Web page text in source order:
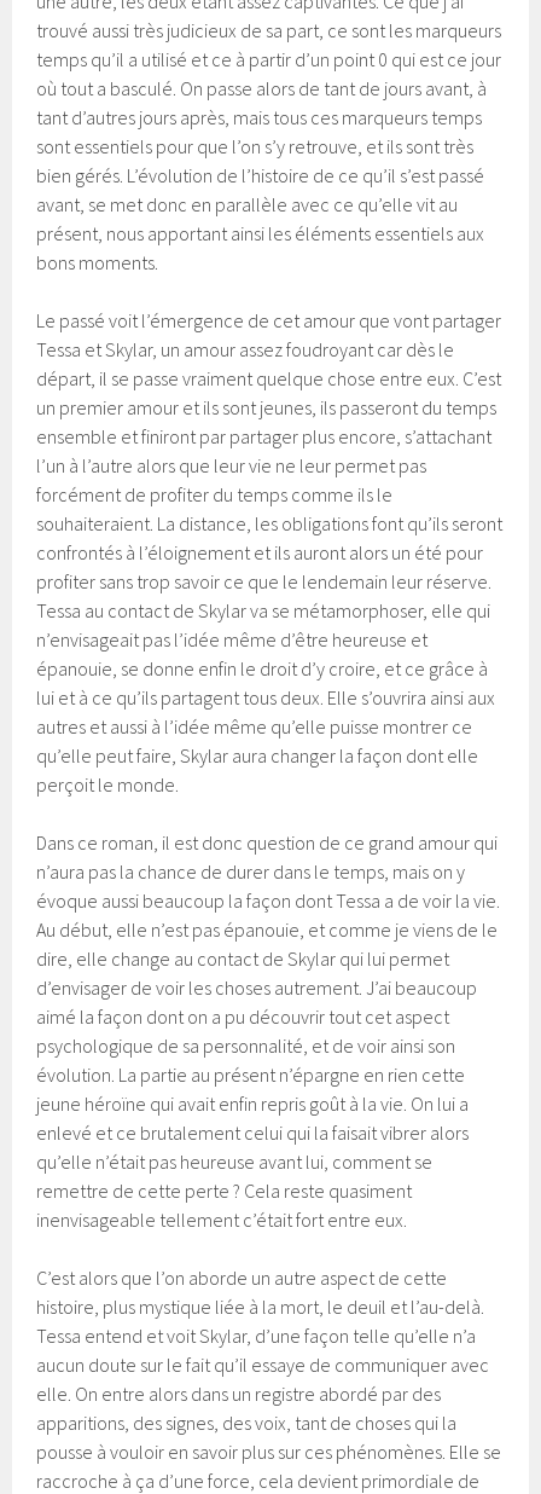
trouvé aussi très judicieux de sa part, ce sont les marqueurs
temps qu’il a utilisé et ce à partir d’un point 0 qui est ce jour
où tout a basculé. On passe alors de tant de jours avant, à
tant d’autres jours après, mais tous ces marqueurs temps
sont essentiels pour que l’on s’y retrouve, et ils sont très
bien gérés. L’évolution de l’histoire de ce qu’il s’est passé
avant, se met donc en parallèle avec ce qu’elle vit au
présent, nous apportant ainsi les éléments essentiels aux
bons moments.
Le passé voit l’émergence de cet amour que vont partager
Tessa et Skylar, un amour assez foudroyant car dès le
départ, il se passe vraiment quelque chose entre eux. C’est
un premier amour et ils sont jeunes, ils passeront du temps
ensemble et finiront par partager plus encore, s’attachant
l’un à l’autre alors que leur vie ne leur permet pas
forcément de profiter du temps comme ils le
souhaiteraient. La distance, les obligations font qu’ils seront
confrontés à l’éloignement et ils auront alors un été pour
profiter sans trop savoir ce que le lendemain leur réserve.
Tessa au contact de Skylar va se métamorphoser, elle qui
n’envisageait pas l’idée même d’être heureuse et
épanouie, se donne enfin le droit d’y croire, et ce grâce à
lui et à ce qu’ils partagent tous deux. Elle s’ouvrira ainsi aux
autres et aussi à l’idée même qu’elle puisse montrer ce
qu’elle peut faire, Skylar aura changer la façon dont elle
perçoit le monde.
Dans ce roman, il est donc question de ce grand amour qui
n’aura pas la chance de durer dans le temps, mais on y
évoque aussi beaucoup la façon dont Tessa a de voir la vie.
Au début, elle n’est pas épanouie, et comme je viens de le
dire, elle change au contact de Skylar qui lui permet
d’envisager de voir les choses autrement. J’ai beaucoup
aimé la façon dont on a pu découvrir tout cet aspect
psychologique de sa personnalité, et de voir ainsi son
évolution. La partie au présent n’épargne en rien cette
jeune héroïne qui avait enfin repris goût à la vie. On lui a
enlevé et ce brutalement celui qui la faisait vibrer alors
qu’elle n’était pas heureuse avant lui, comment se
remettre de cette perte ? Cela reste quasiment
inenvisageable tellement c’était fort entre eux.
C’est alors que l’on aborde un autre aspect de cette
histoire, plus mystique liée à la mort, le deuil et l’au-delà.
Tessa entend et voit Skylar, d’une façon telle qu’elle n’a
aucun doute sur le fait qu’il essaye de communiquer avec
elle. On entre alors dans un registre abordé par des
apparitions, des signes, des voix, tant de choses qui la
pousse à vouloir en savoir plus sur ces phénomènes. Elle se
raccroche à ça d’une force, cela devient primordiale de